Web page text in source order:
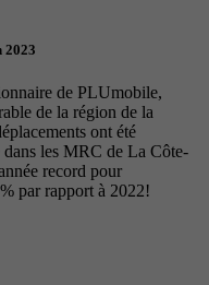
2023
de PLUmobile,
de la région de la
ont été
les MRC de La Côte-
record pour
par rapport à 2022!